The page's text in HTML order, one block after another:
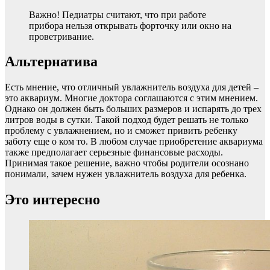
Важно! Педиатры считают, что при работе
прибора нельзя открывать форточку или окно на
проветривание.
Альтернатива
Есть мнение, что отличный увлажнитель воздуха для детей –
это аквариум. Многие доктора соглашаются с этим мнением.
Однако он должен быть больших размеров и испарять до трех
литров воды в сутки. Такой подход будет решать не только
проблему с увлажнением, но и сможет привить ребенку
заботу еще о ком то. В любом случае приобретение аквариума
также предполагает серьезные финансовые расходы.
Принимая такое решение, важно чтобы родители осознано
понимали, зачем нужен увлажнитель воздуха для ребенка.
Это интересно